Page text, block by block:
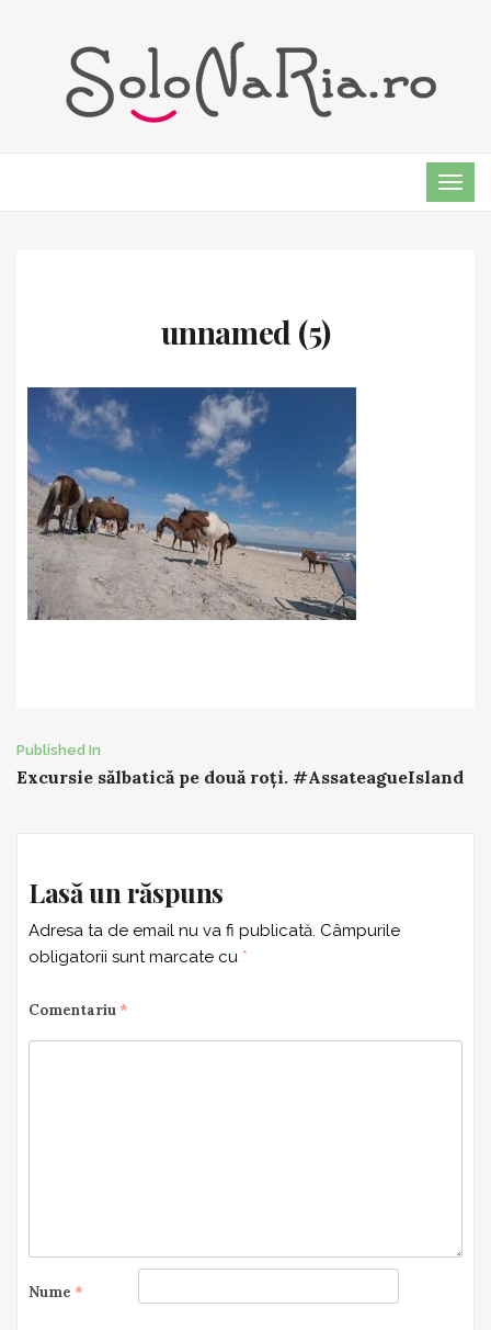
unnamed (5)
Post
navigation
Published In
Excursie sălbatică pe două roți. #AssateagueIsland
Lasă un răspuns
Adresa ta de email nu va fi publicată. Câmpurile
obligatorii sunt marcate cu *
Comentariu *
Nume *